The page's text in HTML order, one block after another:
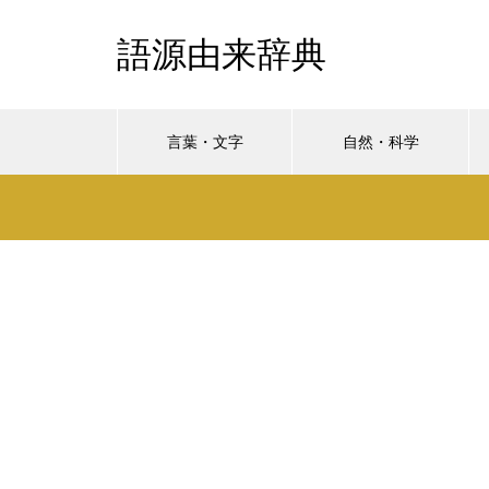
語源由来辞典
言葉・文字 自然・科学